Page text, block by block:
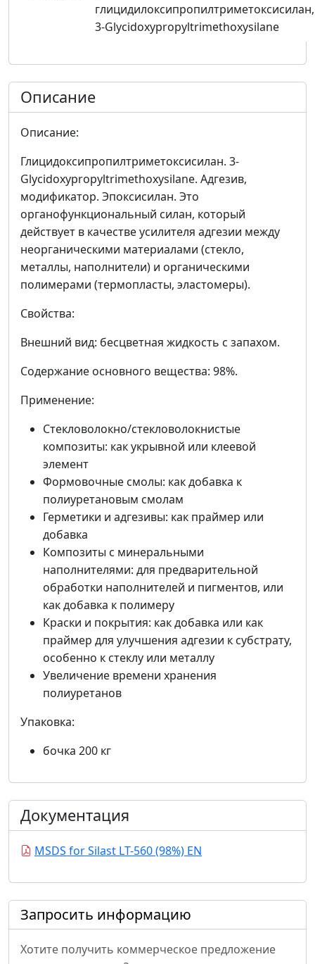
глицидилоксипропилтриметоксисилан,
3-Glycidoxypropyltrimethoxysilane
Описание
Описание:
Глицидоксипропилтриметоксисилан. 3-
Glycidoxypropyltrimethoxysilane. Адгезив,
модификатор. Эпоксисилан. Это
органофункциональный силан, который
действует в качестве усилителя адгезии между
неорганическими материалами (стекло,
металлы, наполнители) и органическими
полимерами (термопласты, эластомеры).
Свойства:
Внешний вид: бесцветная жидкость с запахом.
Содержание основного вещества: 98%.
Применение:
Стекловолокно/стекловолокнистые
композиты: как укрывной или клеевой
элемент
Формовочные смолы: как добавка к
полиуретановым смолам
Герметики и адгезивы: как праймер или
добавка
Композиты с минеральными
наполнителями: для предварительной
обработки наполнителей и пигментов, или
как добавка к полимеру
Краски и покрытия: как добавка или как
праймер для улучшения адгезии к субстрату,
особенно к стеклу или металлу
Увеличение времени хранения
полиуретанов
Упаковка:
бочка 200 кг
Документация
MSDS for Silast LT-560 (98%) EN
Запросить информацию
Хотите получить коммерческое предложение